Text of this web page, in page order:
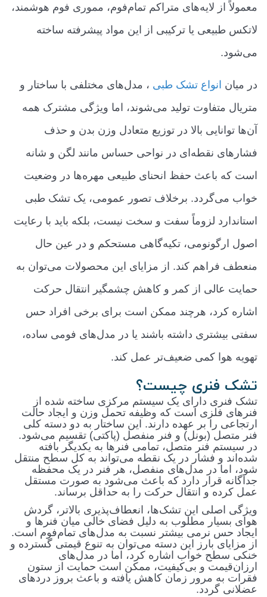
معمولاً از لایه‌های متراکم تمام‌فوم، مموری فوم هوشمند،
لاتکس طبیعی یا ترکیبی از این مواد پیشرفته ساخته
می‌شود.
در میان انواع تشک طبی ، مدل‌های مختلفی با ساختار و
متریال متفاوت تولید می‌شوند، اما ویژگی مشترک همه
آن‌ها توانایی بالا در توزیع متعادل وزن بدن و حذف
فشارهای نقطه‌ای در نواحی حساس مانند لگن و شانه
است که باعث حفظ انحنای طبیعی مهره‌ها در وضعیت
خواب می‌گردد. برخلاف تصور عمومی، یک تشک طبی
استاندارد لزوماً سفت و سخت نیست، بلکه باید با رعایت
اصول ارگونومی، تکیه‌گاهی مستحکم و در عین حال
منعطف فراهم کند. از مزایای این محصولات می‌توان به
حمایت عالی از کمر و کاهش چشمگیر انتقال حرکت
اشاره کرد، هرچند ممکن است برای برخی افراد حس
سفتی بیشتری داشته باشند یا در مدل‌های فومی ساده،
تهویه هوا کمی ضعیف‌تر عمل کند.
تشک فنری چیست؟
تشک فنری دارای یک سیستم مرکزی ساخته شده از
فنرهای فلزی است که وظیفه تحمل وزن و ایجاد حالت
ارتجاعی را بر عهده دارند. این ساختار به دو دسته کلی
فنر متصل (بونل) و فنر منفصل (پاکتی) تقسیم می‌شود.
در سیستم فنر متصل، تمامی فنرها به یکدیگر بافته
شده‌اند و فشار در یک نقطه می‌تواند به کل سطح منتقل
شود، اما در مدل‌های منفصل، هر فنر در یک محفظه
جداگانه قرار دارد که باعث می‌شود به صورت مستقل
عمل کرده و انتقال حرکت را به حداقل برساند.
ویژگی اصلی این تشک‌ها، انعطاف‌پذیری بالاتر، گردش
هوای بسیار مطلوب به دلیل فضای خالی میان فنرها و
ایجاد حس نرمی بیشتر نسبت به مدل‌های تمام‌فوم است.
از مزایای بارز این دسته می‌توان به تنوع قیمتی گسترده و
خنکی سطح خواب اشاره کرد، اما در مدل‌های
ارزان‌قیمت و بی‌کیفیت، ممکن است حمایت از ستون
فقرات به مرور زمان کاهش یافته و باعث بروز دردهای
عضلانی گردد.